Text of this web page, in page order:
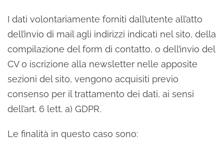
I dati volontariamente forniti dall’utente all’atto
dell’invio di mail agli indirizzi indicati nel sito, della
compilazione del form di contatto, o dell’invio del
CV o iscrizione alla newsletter nelle apposite
sezioni del sito, vengono acquisiti previo
consenso per il trattamento dei dati, ai sensi
dell’art. 6 lett. a) GDPR.
Le finalità in questo caso sono: